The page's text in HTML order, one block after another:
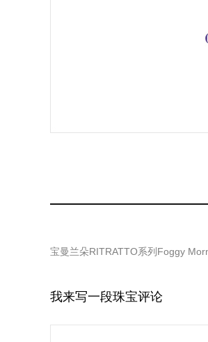
宝曼兰朵RITRATTO系列Foggy
我来写一段珠宝评论